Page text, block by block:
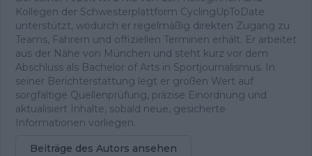
Kollegen der Schwesterplattform CyclingUpToDate
unterstützt, wodurch er regelmäßig direkten Zugang zu
Teams, Fahrern und offiziellen Terminen erhält. Er arbeitet
aus der Nähe von München und steht kurz vor dem
Abschluss als Bachelor of Arts in Sportjournalismus. In
seiner Berichterstattung legt er großen Wert auf
sorgfältige Quellenprüfung, präzise Einordnung und
aktualisiert Inhalte, sobald neue, gesicherte
Informationen vorliegen.
Beiträge des Autors ansehen